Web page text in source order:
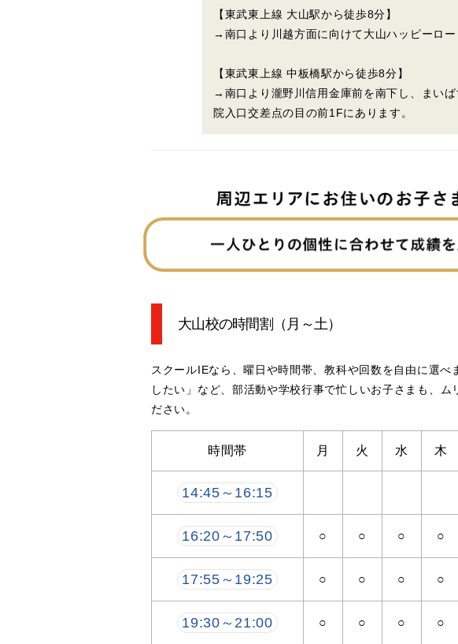
【東武東上線 大山駅から徒歩8分】
→南口より川越方面に向けて大山ハッピーロ
【東武東上線 中板橋駅から徒歩8分】
→南口より瀧野川信用金庫前を南下し、まい
院入口交差点の目の前1Fにあります。
大山校の時間割 （月～土）
スクールIEなら、曜日や時間帯、教科や回数を自由に選
したい」など、部活動や学校行事で忙しいお子さまも、
ださい。
時間帯 月 火 水 木
14:45～16:15
16:20～17:50 ○ ○ ○ ○
17:55～19:25 ○ ○ ○ ○
19:30～21:00 ○ ○ ○ ○